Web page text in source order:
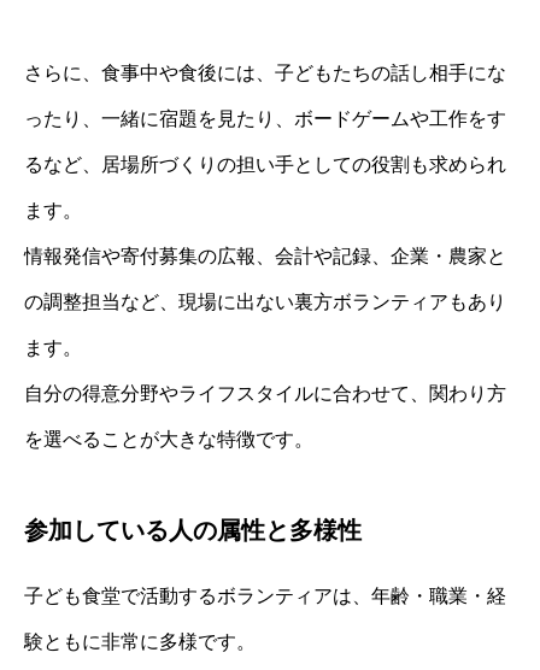
さらに、食事中や食後には、子どもたちの話し相手にな
ったり、一緒に宿題を見たり、ボードゲームや工作をす
るなど、居場所づくりの担い手としての役割も求められ
ます。
情報発信や寄付募集の広報、会計や記録、企業・農家と
の調整担当など、現場に出ない裏方ボランティアもあり
ます。
自分の得意分野やライフスタイルに合わせて、関わり方
を選べることが大きな特徴です。
参加している人の属性と多様性
子ども食堂で活動するボランティアは、年齢・職業・経
験ともに非常に多様です。